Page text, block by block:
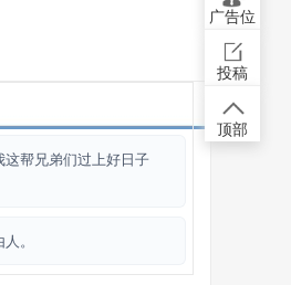
帮兄弟们过上好日子
。
广告位
投稿
顶部